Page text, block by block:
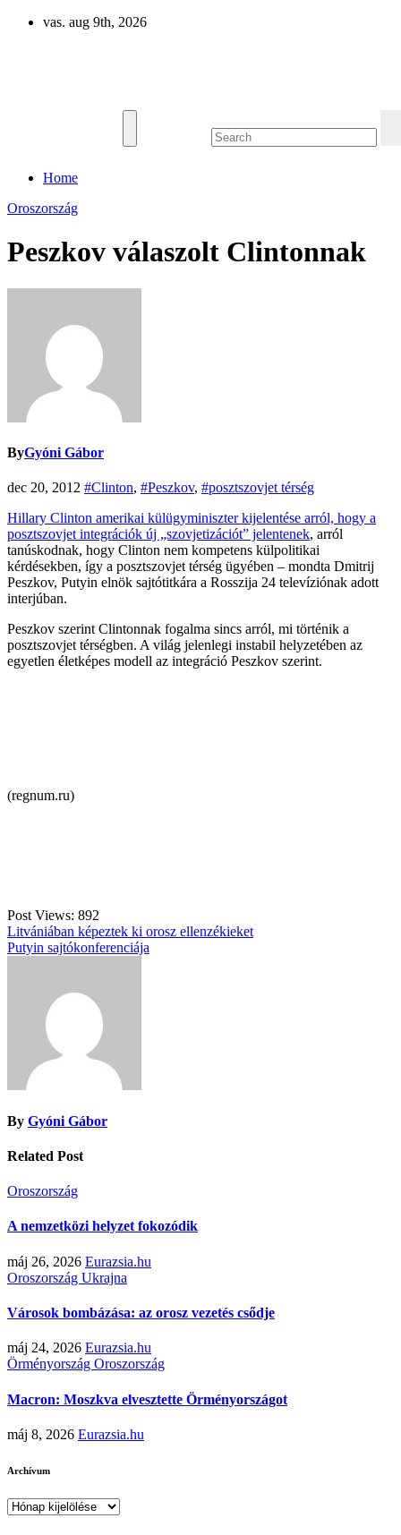
Skip
vas. aug 9th, 2026
Home
Oroszország
Peszkov válaszolt Clintonnak
ByGyóni Gábor
dec 20, 2012 #Clinton, #Peszkov, #posztszovjet térség
Hillary Clinton amerikai külügyminiszter kijelentése arról, hogy a
posztszovjet integrációk új „szovjetizációt” jelentenek, arról
tanúskodnak, hogy Clinton nem kompetens külpolitikai
kérdésekben, így a posztszovjet térség ügyében – mondta Dmitrij
Peszkov, Putyin elnök sajtótitkára a Rosszija 24 televíziónak adott
interjúban.
Peszkov szerint Clintonnak fogalma sincs arról, mi történik a
posztszovjet térségben. A világ jelenlegi instabil helyzetében az
egyetlen életképes modell az integráció Peszkov szerint.
(regnum.ru)
Post Views: 892
Bejegyzés
navigáció
Litvániában képeztek ki orosz ellenzékieket
Putyin sajtókonferenciája
By Gyóni Gábor
Related Post
Oroszország
A nemzetközi helyzet fokozódik
máj 26, 2026 Eurazsia.hu
Oroszország Ukrajna
Városok bombázása: az orosz vezetés csődje
máj 24, 2026 Eurazsia.hu
Örményország Oroszország
Macron: Moszkva elvesztette Örményországot
máj 8, 2026 Eurazsia.hu
Archívum
Archívum